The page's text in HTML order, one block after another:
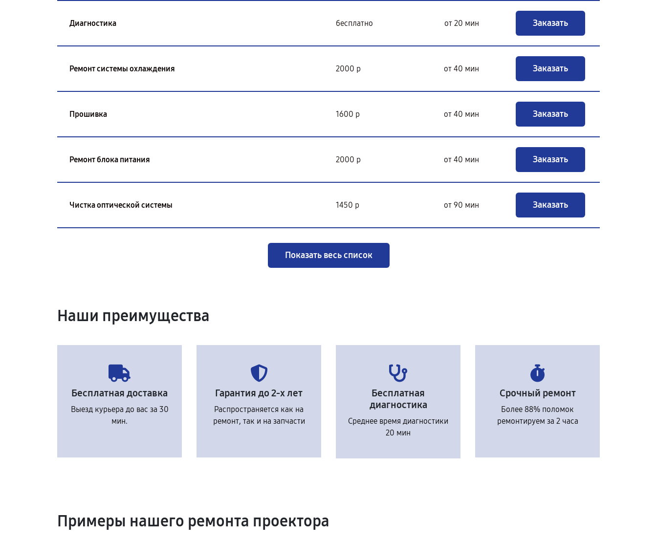
Диагностика бесплатно от 20 мин Заказать
Ремонт системы охлаждения 2000 р от 40 мин Заказать
Прошивка 1600 р от 40 мин Заказать
Ремонт блока питания 2000 р от 40 мин Заказать
Чистка оптической системы 1450 р от 90 мин Заказать
Показать весь список
Наши преимущества
Бесплатная доставка
Выезд курьера до вас за 30
мин.
Гарантия до 2-х лет
Распространяется как на
ремонт, так и на запчасти
Бесплатная
диагностика
Среднее время диагностики
20 мин
Срочный ремонт
Более 88% поломок
ремонтируем за 2 часа
Примеры нашего ремонта проектора